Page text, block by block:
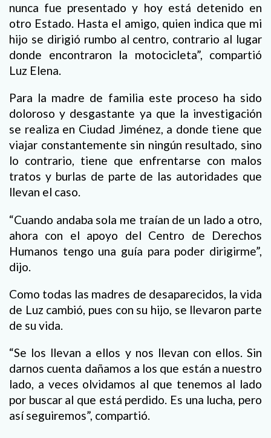
nunca fue presentado y hoy está detenido en
otro Estado. Hasta el amigo, quien indica que mi
hijo se dirigió rumbo al centro, contrario al lugar
donde encontraron la motocicleta”, compartió
Luz Elena.
Para la madre de familia este proceso ha sido
doloroso y desgastante ya que la investigación
se realiza en Ciudad Jiménez, a donde tiene que
viajar constantemente sin ningún resultado, sino
lo contrario, tiene que enfrentarse con malos
tratos y burlas de parte de las autoridades que
llevan el caso.
“Cuando andaba sola me traían de un lado a otro,
ahora con el apoyo del Centro de Derechos
Humanos tengo una guía para poder dirigirme”,
dijo.
Como todas las madres de desaparecidos, la vida
de Luz cambió, pues con su hijo, se llevaron parte
de su vida.
“Se los llevan a ellos y nos llevan con ellos. Sin
darnos cuenta dañamos a los que están a nuestro
lado, a veces olvidamos al que tenemos al lado
por buscar al que está perdido. Es una lucha, pero
así seguiremos”, compartió.